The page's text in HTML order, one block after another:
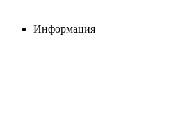
Информация